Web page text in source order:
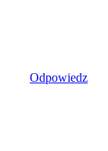
Odpowiedz